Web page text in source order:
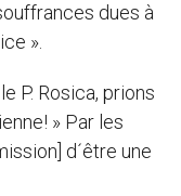
dues à
».
P. Rosica, prions
» Par les
d´être une